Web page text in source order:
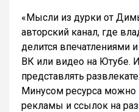
«Мысли из дурки от
авторский канал, где
делится впечатлениями
ВК или видео на Ютубе.
представлять
Минусом ресурса можно
рекламы и ссылок на